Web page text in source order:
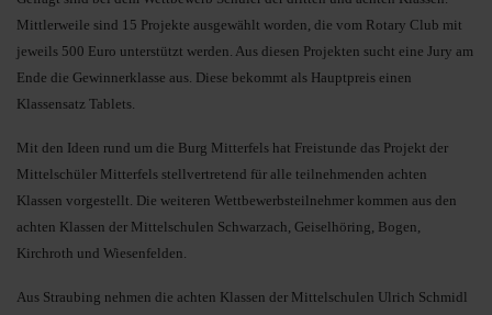
Mittlerweile sind 15 Projekte ausgewählt worden, die vom Rotary Club mit
jeweils 500 Euro unterstützt werden. Aus diesen Projekten sucht eine Jury am
Ende die Gewinnerklasse aus. Diese bekommt als Hauptpreis einen
Klassensatz Tablets.
Mit den Ideen rund um die Burg Mitterfels hat Freistunde das Projekt der
Mittelschüler Mitterfels stellvertretend für alle teilnehmenden achten
Klassen vorgestellt. Die weiteren Wettbewerbsteilnehmer kommen aus den
achten Klassen der Mittelschulen Schwarzach, Geiselhöring, Bogen,
Kirchroth und Wiesenfelden.
Aus Straubing nehmen die achten Klassen der Mittelschulen Ulrich Schmidl